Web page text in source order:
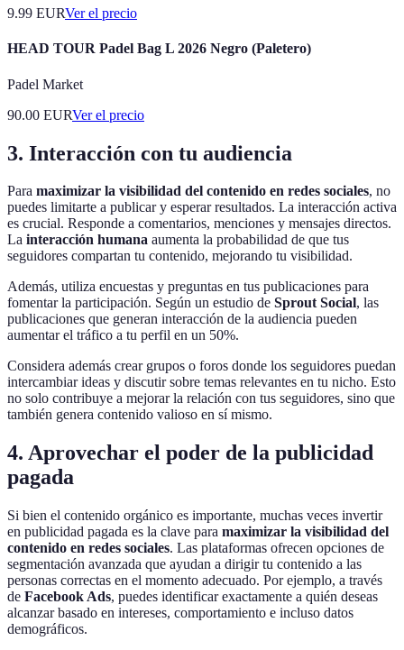
9.99 EURVer el precio
HEAD TOUR Padel Bag L 2026 Negro (Paletero)
Padel Market
90.00 EURVer el precio
3. Interacción con tu audiencia
Para maximizar la visibilidad del contenido en redes sociales, no
puedes limitarte a publicar y esperar resultados. La interacción activa
es crucial. Responde a comentarios, menciones y mensajes directos.
La interacción humana aumenta la probabilidad de que tus
seguidores compartan tu contenido, mejorando tu visibilidad.
Además, utiliza encuestas y preguntas en tus publicaciones para
fomentar la participación. Según un estudio de Sprout Social, las
publicaciones que generan interacción de la audiencia pueden
aumentar el tráfico a tu perfil en un 50%.
Considera además crear grupos o foros donde los seguidores puedan
intercambiar ideas y discutir sobre temas relevantes en tu nicho. Esto
no solo contribuye a mejorar la relación con tus seguidores, sino que
también genera contenido valioso en sí mismo.
4. Aprovechar el poder de la publicidad
pagada
Si bien el contenido orgánico es importante, muchas veces invertir
en publicidad pagada es la clave para maximizar la visibilidad del
contenido en redes sociales. Las plataformas ofrecen opciones de
segmentación avanzada que ayudan a dirigir tu contenido a las
personas correctas en el momento adecuado. Por ejemplo, a través
de Facebook Ads, puedes identificar exactamente a quién deseas
alcanzar basado en intereses, comportamiento e incluso datos
demográficos.